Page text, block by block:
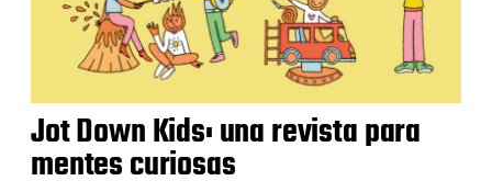
Jot Down Kids: una revista para
mentes curiosas